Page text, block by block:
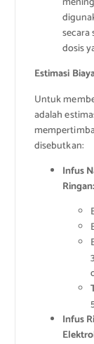
dosis
Estimasi
Untuk
adalah
disebutkan:
Infus
Ringan:
Infus